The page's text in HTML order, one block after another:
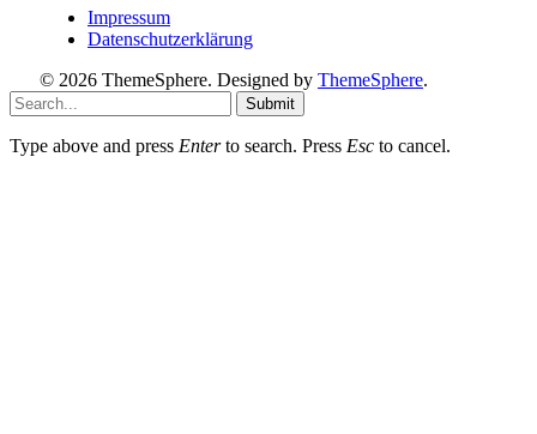
Impressum
Datenschutzerklärung
© 2026 ThemeSphere. Designed by ThemeSphere.
Submit
Type above and press Enterto search. Press Esc to cancel.